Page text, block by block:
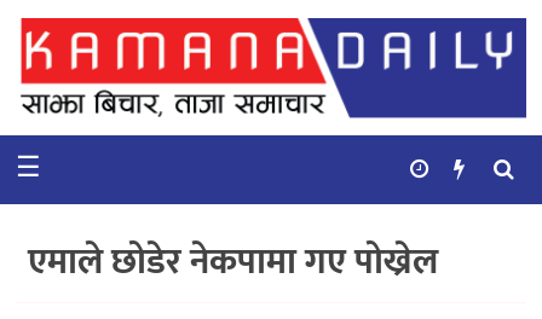
गृहपृष्ठ
समाचार
कुटनिती
☰
एमाले छोडेर नेकपामा गए पोख्रेल